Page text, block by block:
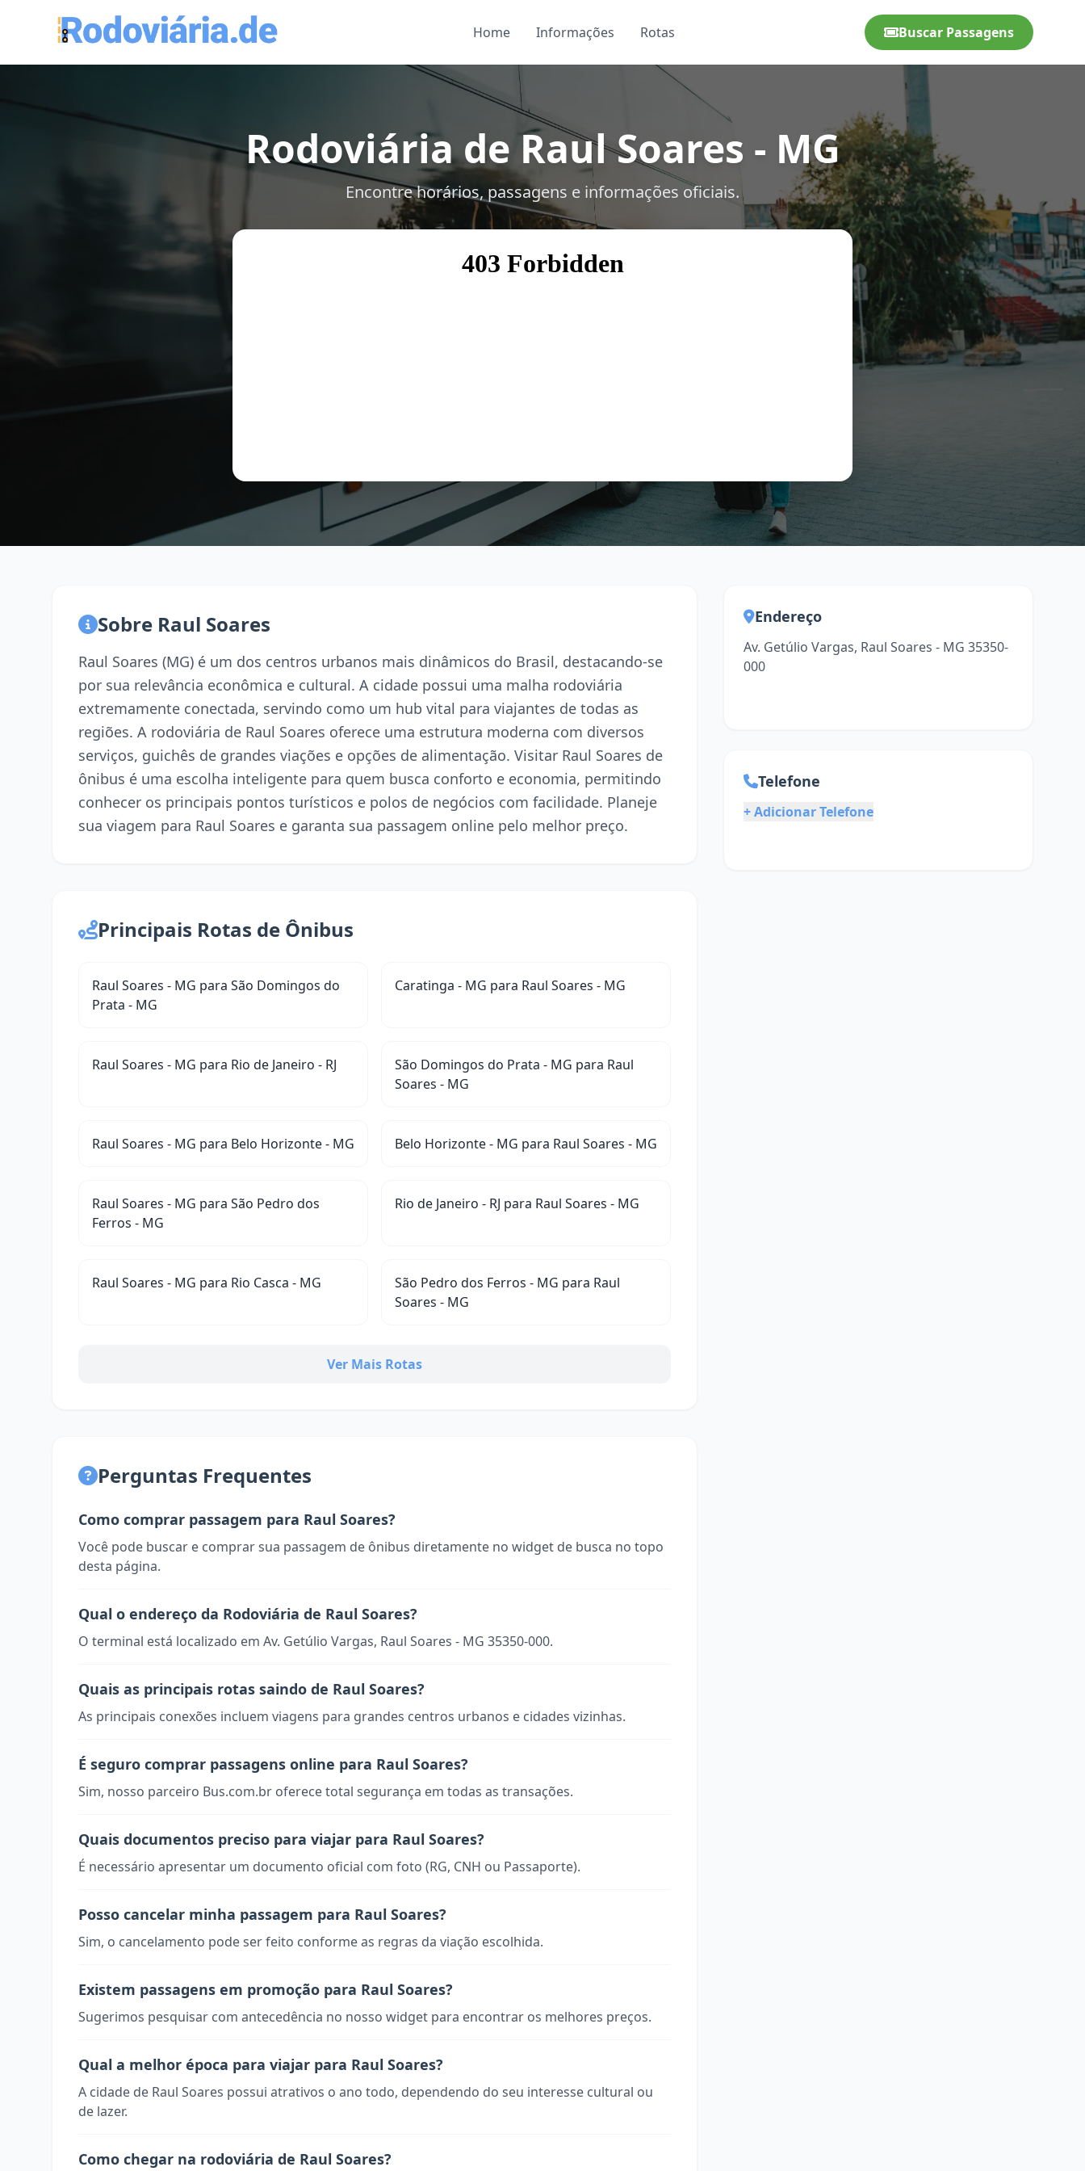
Home Informações Rotas Buscar Passagens
Rodoviária de Raul Soares - MG
Encontre horários, passagens e informações oficiais.
Sobre Raul Soares
Raul Soares (MG) é um dos centros urbanos mais dinâmicos do Brasil, destacando-se
por sua relevância econômica e cultural. A cidade possui uma malha rodoviária
extremamente conectada, servindo como um hub vital para viajantes de todas as
regiões. A rodoviária de Raul Soares oferece uma estrutura moderna com diversos
serviços, guichês de grandes viações e opções de alimentação. Visitar Raul Soares de
ônibus é uma escolha inteligente para quem busca conforto e economia, permitindo
conhecer os principais pontos turísticos e polos de negócios com facilidade. Planeje
sua viagem para Raul Soares e garanta sua passagem online pelo melhor preço.
Principais Rotas de Ônibus
Raul Soares - MG para São Domingos do
Prata - MG
Caratinga - MG para Raul Soares - MG
Raul Soares - MG para Rio de Janeiro - RJ
São Domingos do Prata - MG para Raul
Soares - MG
Raul Soares - MG para Belo Horizonte - MG Belo Horizonte - MG para Raul Soares - MG
Raul Soares - MG para São Pedro dos
Ferros - MG
Rio de Janeiro - RJ para Raul Soares - MG
Raul Soares - MG para Rio Casca - MG
São Pedro dos Ferros - MG para Raul
Soares - MG
Ver Mais Rotas
Perguntas Frequentes
Como comprar passagem para Raul Soares?
Você pode buscar e comprar sua passagem de ônibus diretamente no widget de busca no topo
desta página.
Qual o endereço da Rodoviária de Raul Soares?
O terminal está localizado em Av. Getúlio Vargas, Raul Soares - MG 35350-000.
Quais as principais rotas saindo de Raul Soares?
As principais conexões incluem viagens para grandes centros urbanos e cidades vizinhas.
É seguro comprar passagens online para Raul Soares?
Sim, nosso parceiro Bus.com.br oferece total segurança em todas as transações.
Quais documentos preciso para viajar para Raul Soares?
É necessário apresentar um documento oficial com foto (RG, CNH ou Passaporte).
Posso cancelar minha passagem para Raul Soares?
Sim, o cancelamento pode ser feito conforme as regras da viação escolhida.
Existem passagens em promoção para Raul Soares?
Sugerimos pesquisar com antecedência no nosso widget para encontrar os melhores preços.
Qual a melhor época para viajar para Raul Soares?
A cidade de Raul Soares possui atrativos o ano todo, dependendo do seu interesse cultural ou
de lazer.
Como chegar na rodoviária de Raul Soares?
Endereço
Av. Getúlio Vargas, Raul Soares - MG 35350-
000
Telefone
+ Adicionar Telefone